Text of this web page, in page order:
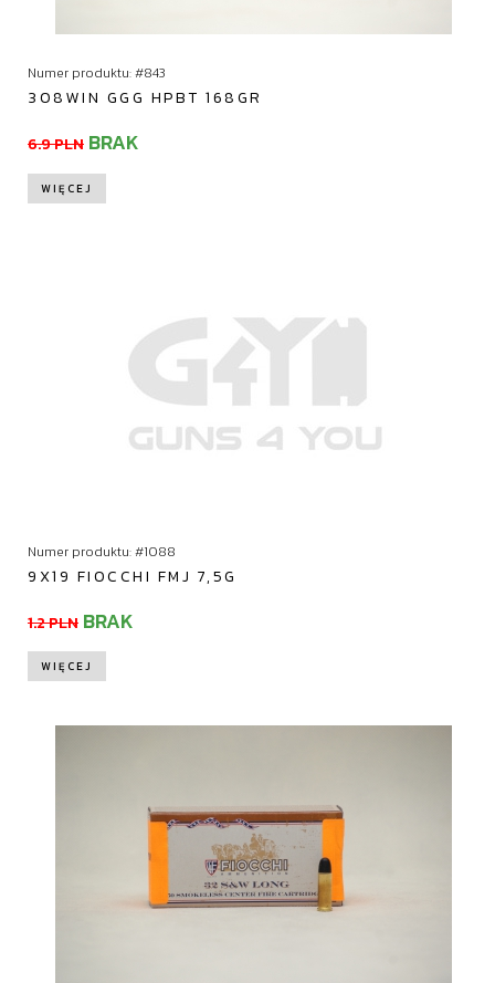
Numer produktu: #843
308WIN GGG HPBT 168GR
6.9 PLN BRAK
WIĘCEJ
Numer produktu: #1088
9X19 FIOCCHI FMJ 7,5G
1.2 PLN BRAK
WIĘCEJ